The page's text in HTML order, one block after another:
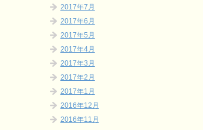
2017年7月
2017年6月
2017年5月
2017年4月
2017年3月
2017年2月
2017年1月
2016年12月
2016年11月